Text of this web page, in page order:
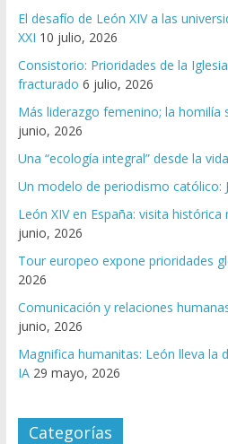
El desafío de León XIV a las
XXI 10 julio, 2026
Consistorio: Prioridades de la
fracturado 6 julio, 2026
Más liderazgo femenino; la homilía
junio, 2026
Una “ecología integral” desde la
Un modelo de periodismo católico:
León XIV en España: visita
junio, 2026
Tour europeo expone prioridades
2026
Comunicación y relaciones
junio, 2026
Magnifica humanitas: León lleva la
IA 29 mayo, 2026
Categorías